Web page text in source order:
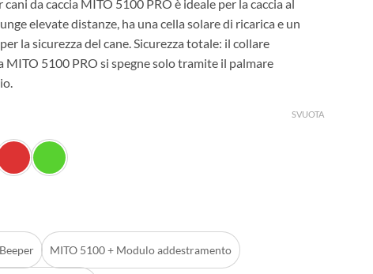
da caccia MITO 5100 PRO è ideale per la caccia al
elevate distanze, ha una cella solare di ricarica e un
la sicurezza del cane. Sicurezza totale: il collare
MITO 5100 PRO si spegne solo tramite il palmare
MITO 5100 + Modulo addestramento
SVUOTA